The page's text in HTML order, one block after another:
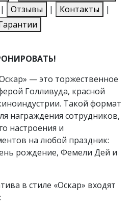
| Отзывы | Контакты
|
— это торжественное
Голливуда, красной
Такой формат
награждения сотрудников,
настроения и
на любой праздник:
рождение, Фемели Дей и
в стиле «Оскар» входят